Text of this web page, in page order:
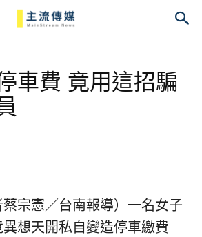
車費 竟用這招騙
蔡宗憲／台南報導）一名女子
想天開私自變造停車繳費